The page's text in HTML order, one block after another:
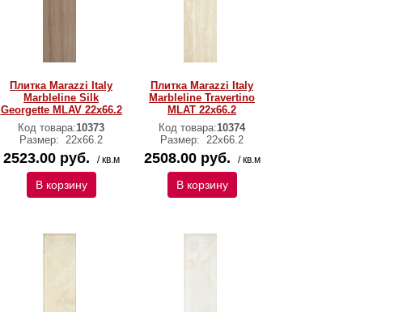
Плитка Marazzi Italy
Marbleline Silk
Georgette MLAV 22х66.2
Код товара:10373
Размер: 22х66.2
2523.00 руб. / кв.м
В корзину
Плитка Marazzi Italy
Marbleline Travertino
MLAT 22х66.2
Код товара:10374
Размер: 22х66.2
2508.00 руб. / кв.м
В корзину